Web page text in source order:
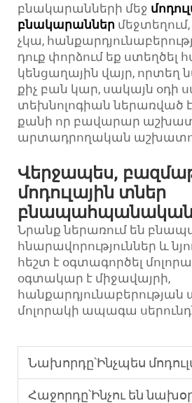
բնակարանների մեջ
բնակարաններ
չկա,
դուք փորձում եք ստեղծել
կենցաղային վայր, որտեղ
քիչ բան կար, սակայն օդի
տեխնոլոգիան ներառված
քանի որ բավարար
արտադրողական
Վերջապես,
մոդուլային տներ
բնապահպանական
Նրանք ներառում են
հնարավորություններ և
հեշտ է օգտագործել
օգտակար է միջավայրի,
մոլորակի ապագա
Նախորդը՝Ինչպես մոդուլային շենքերը
Հաջորդը՝Ինչու են նախօրոք պատրաստված գրասենյակները